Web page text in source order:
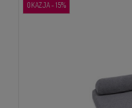
OKAZJA - 15%